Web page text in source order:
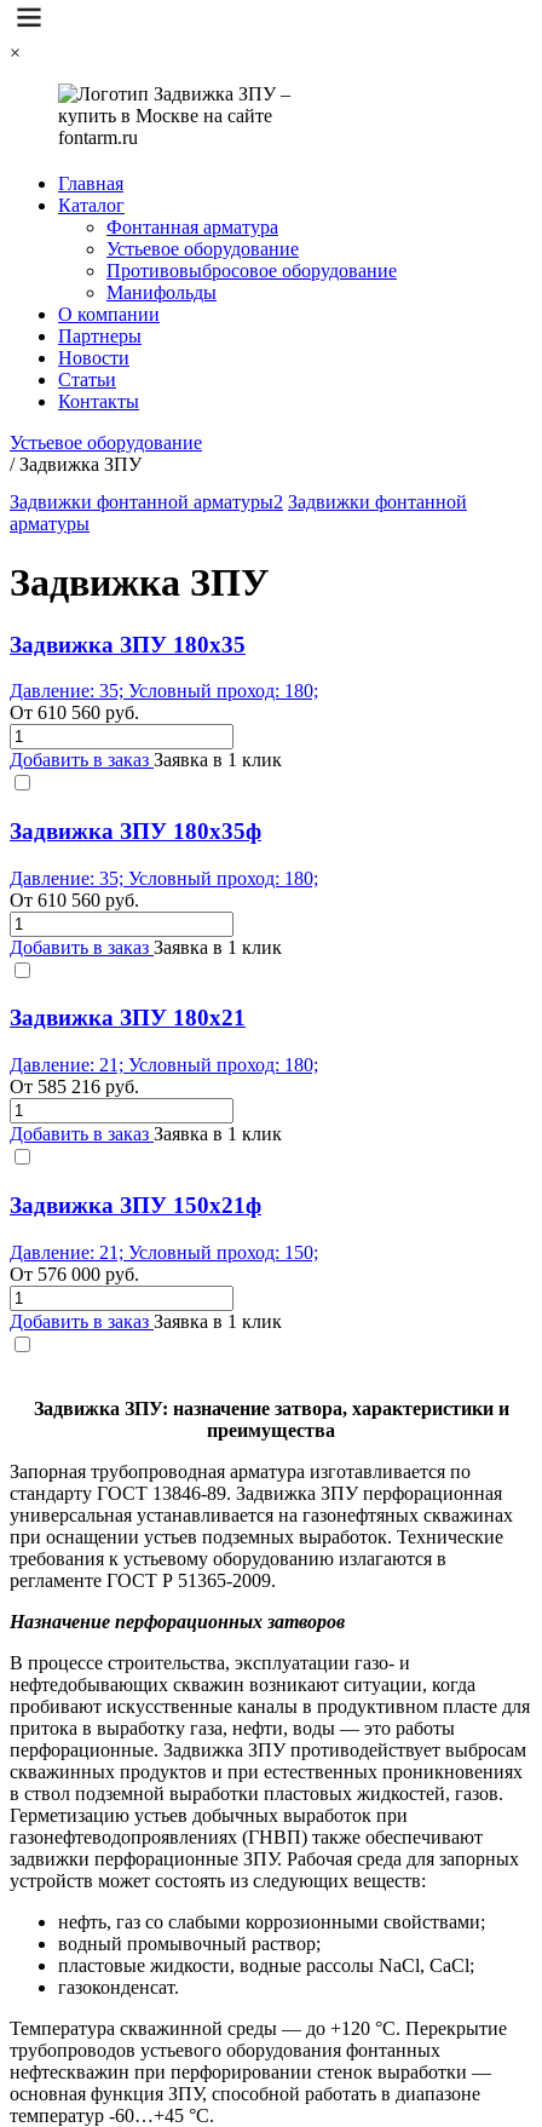
×
Главная
Каталог
Фонтанная арматура
Устьевое оборудование
Противовыбросовое оборудование
Манифольды
О компании
Партнеры
Новости
Статьи
Контакты
Устьевое оборудование
/Задвижка ЗПУ
Задвижки фонтанной арматуры2 Задвижки фонтанной
арматуры
Задвижка ЗПУ
Задвижка ЗПУ 180х35
Давление: 35; Условный проход: 180;
От 610 560 руб.
Добавить в заказ Заявка в 1 клик
Задвижка ЗПУ 180х35ф
Давление: 35; Условный проход: 180;
От 610 560 руб.
Добавить в заказ Заявка в 1 клик
Задвижка ЗПУ 180х21
Давление: 21; Условный проход: 180;
От 585 216 руб.
Добавить в заказ Заявка в 1 клик
Задвижка ЗПУ 150х21ф
Давление: 21; Условный проход: 150;
От 576 000 руб.
Добавить в заказ Заявка в 1 клик
Задвижка ЗПУ: назначение затвора, характеристики и
преимущества
Запорная трубопроводная арматура изготавливается по
стандарту ГОСТ 13846-89. Задвижка ЗПУ перфорационная
универсальная устанавливается на газонефтяных скважинах
при оснащении устьев подземных выработок. Технические
требования к устьевому оборудованию излагаются в
регламенте ГОСТ Р 51365-2009.
Назначение перфорационных затворов
В процессе строительства, эксплуатации газо- и
нефтедобывающих скважин возникают ситуации, когда
пробивают искусственные каналы в продуктивном пласте для
притока в выработку газа, нефти, воды — это работы
перфорационные. Задвижка ЗПУ противодействует выбросам
скважинных продуктов и при естественных проникновениях
в ствол подземной выработки пластовых жидкостей, газов.
Герметизацию устьев добычных выработок при
газонефтеводопроявлениях (ГНВП) также обеспечивают
задвижки перфорационные ЗПУ. Рабочая среда для запорных
устройств может состоять из следующих веществ:
нефть, газ со слабыми коррозионными свойствами;
водный промывочный раствор;
пластовые жидкости, водные рассолы NaCl, CaCl;
газоконденсат.
Температура скважинной среды — до +120 °С. Перекрытие
трубопроводов устьевого оборудования фонтанных
нефтескважин при перфорировании стенок выработки —
основная функция ЗПУ, способной работать в диапазоне
температур -60…+45 °С.